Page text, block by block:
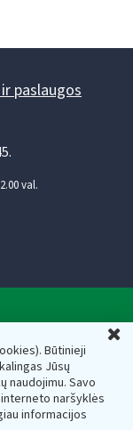
Būtinieji
Jūsų
naudojimu. Savo
naršyklės
informacijos
paslaugos
val.
el.paštas:
Lietuvos